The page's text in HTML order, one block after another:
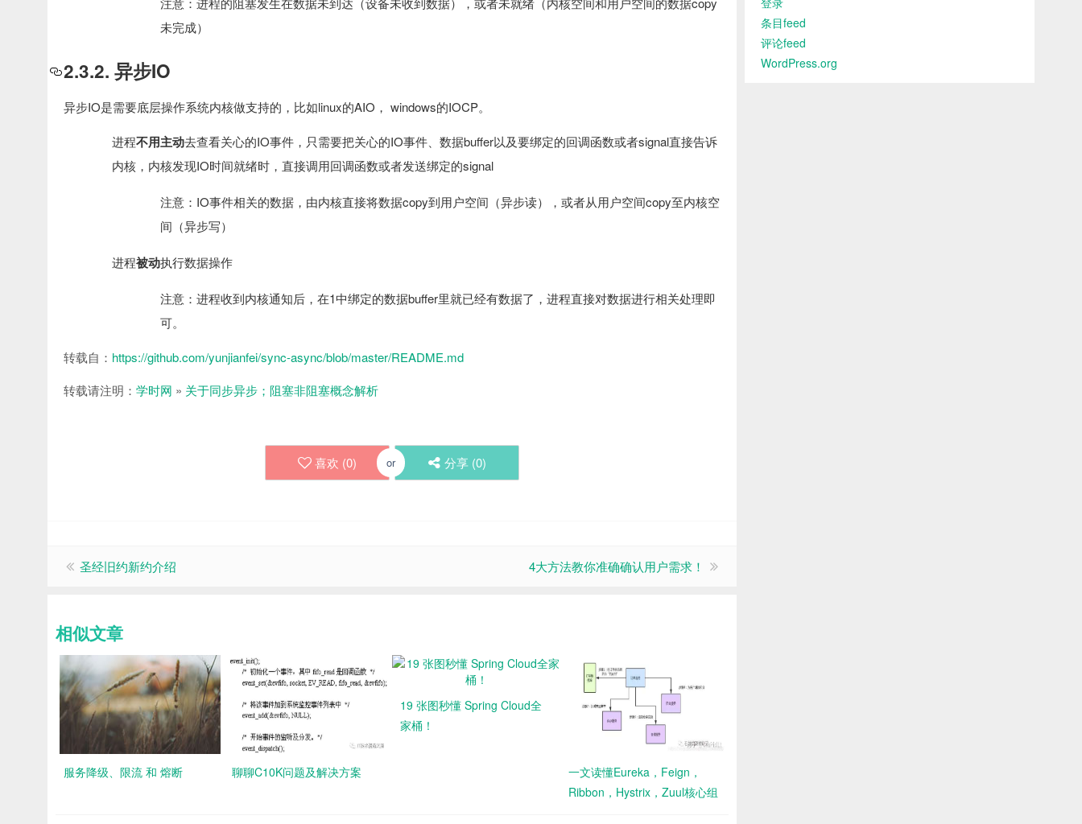
未完成）
2.3.2. 异步IO
异步IO是需要底层操作系统内核做支持的，比如linux的AIO， windows的IOCP。
进程不用主动去查看关心的IO事件，只需要把关心的IO事件、数据buffer以及要绑定的回调函数或者signal直接告诉
内核，内核发现IO时间就绪时，直接调用回调函数或者发送绑定的signal
注意：IO事件相关的数据，由内核直接将数据copy到用户空间（异步读），或者从用户空间copy至内核空
间（异步写）
进程被动执行数据操作
注意：进程收到内核通知后，在1中绑定的数据buffer里就已经有数据了，进程直接对数据进行相关处理即
可。
转载自： https://github.com/yunjianfei/sync-async/blob/master/README.md
转载请注明： 学时网 » 关于同步异步；阻塞非阻塞概念解析
喜欢 (0) or 分享 (0)
圣经旧约新约介绍 4大方法教你准确确认用户需求！
相似文章
服务降级、限流 和 熔断 聊聊C10K问题及解决方案
19 张图秒懂 Spring Cloud全
家桶！
一文读懂Eureka，Feign，
Ribbon，Hystrix，Zuul核心组
条目feed
评论feed
WordPress.org